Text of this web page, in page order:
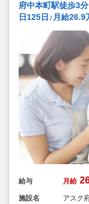
府中本町駅徒歩3
日125日♪月給26.9
給与 月給
施設名
アスク